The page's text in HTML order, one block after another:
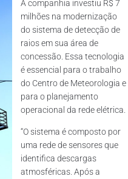
A companhia investiu R$ 7
milhões na modernização
do sistema de detecção de
raios em sua área de
concessão. Essa tecnologia
é essencial para o trabalho
do Centro de Meteorologia e
para o planejamento
operacional da rede elétrica.
“O sistema é composto por
uma rede de sensores que
identifica descargas
atmosféricas. Após a